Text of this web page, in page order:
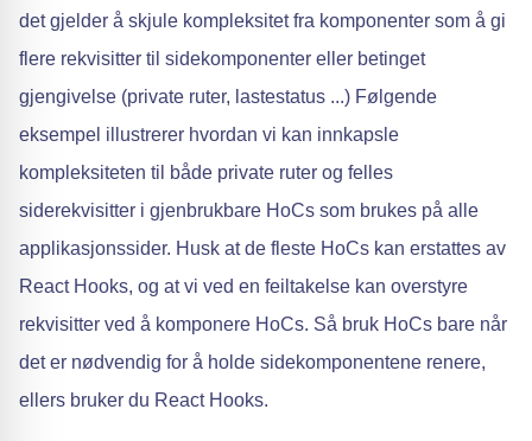
det gjelder å skjule kompleksitet fra komponenter som å gi
flere rekvisitter til sidekomponenter eller betinget
gjengivelse (private ruter, lastestatus ...) Følgende
eksempel illustrerer hvordan vi kan innkapsle
kompleksiteten til både private ruter og felles
siderekvisitter i gjenbrukbare HoCs som brukes på alle
applikasjonssider. Husk at de fleste HoCs kan erstattes av
React Hooks, og at vi ved en feiltakelse kan overstyre
rekvisitter ved å komponere HoCs. Så bruk HoCs bare når
det er nødvendig for å holde sidekomponentene renere,
ellers bruker du React Hooks.